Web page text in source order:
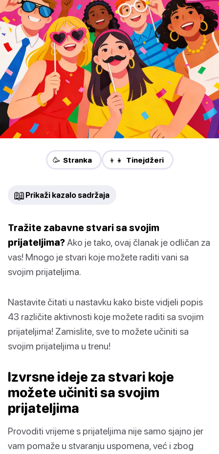
🥳 Stranka 👦👧 Tinejdžeri
📖 Prikaži kazalo sadržaja
Tražite zabavne stvari sa svojim
prijateljima?Ako je tako, ovaj članak je odličan za
vas! Mnogo je stvari koje možete raditi vani sa
svojim prijateljima.
Nastavite čitati u nastavku kako biste vidjeli popis
43 različite aktivnosti koje možete raditi sa svojim
prijateljima! Zamislite, sve to možete učiniti sa
svojim prijateljima u trenu!
Izvrsne ideje za stvari koje
možete učiniti sa svojim
prijateljima
Provoditi vrijeme s prijateljima nije samo sjajno jer
vam pomaže u stvaranju uspomena, već i zbog